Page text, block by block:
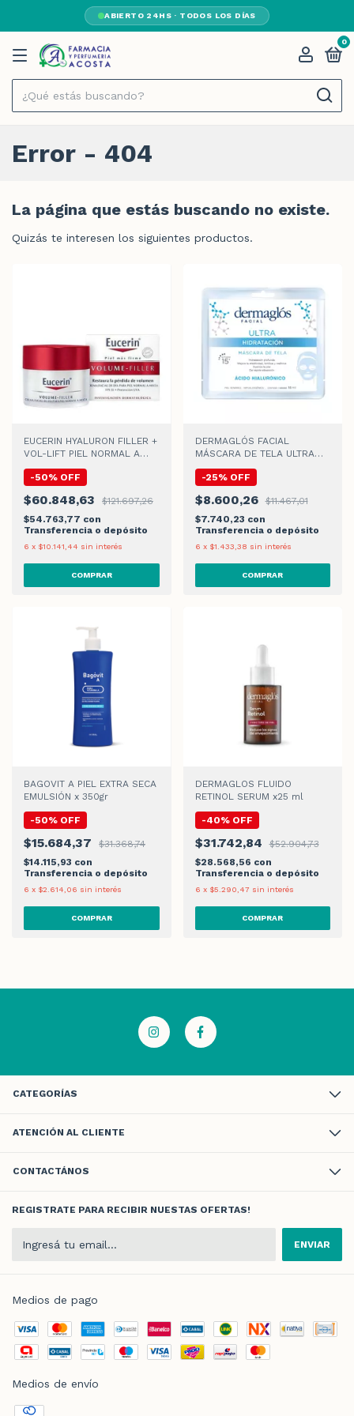
ABIERTO 24HS · TODOS LOS DÍAS
0
Error - 404
La página que estás buscando no existe.
Quizás te interesen los siguientes productos.
EUCERIN HYALURON FILLER +
VOL-LIFT PIEL NORMAL A
-50% OFF
$60.848,63
$121.697,26
$54.763,77 con
Transferencia o depósito
6 x $10.141,44 sin interés
DERMAGLÓS FACIAL
MÁSCARA DE TELA ULTRA
-25% OFF
$8.600,26
$11.467,01
$7.740,23 con
Transferencia o depósito
6 x $1.433,38 sin interés
BAGOVIT A PIEL EXTRA SECA
EMULSIÓN x 350gr
-50% OFF
$15.684,37
$31.368,74
$14.115,93 con
Transferencia o depósito
6 x $2.614,06 sin interés
DERMAGLOS FLUIDO
RETINOL SERUM x25 ml
-40% OFF
$31.742,84
$52.904,73
$28.568,56 con
Transferencia o depósito
6 x $5.290,47 sin interés
CATEGORÍAS
ATENCIÓN AL CLIENTE
CONTACTÁNOS
REGISTRATE PARA RECIBIR NUESTAS OFERTAS!
Medios de pago
Medios de envío